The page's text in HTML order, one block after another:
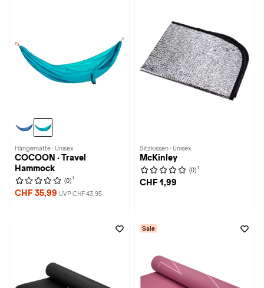
Hängematte · Unisex
COCOON · Travel
Hammock
(0) 1
CHF 35,99 UVP CHF 43,95
Sitzkissen · Unisex
McKinley
(0) 1
CHF 1,99
Sale